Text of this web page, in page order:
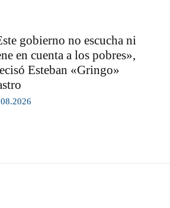
gobierno no escucha ni
en cuenta a los pobres»,
Esteban «Gringo»